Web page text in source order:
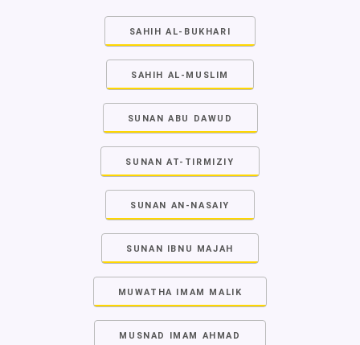
SAHIH AL-BUKHARI
SAHIH AL-MUSLIM
SUNAN ABU DAWUD
SUNAN AT-TIRMIZIY
SUNAN AN-NASAIY
SUNAN IBNU MAJAH
MUWATHA IMAM MALIK
MUSNAD IMAM AHMAD